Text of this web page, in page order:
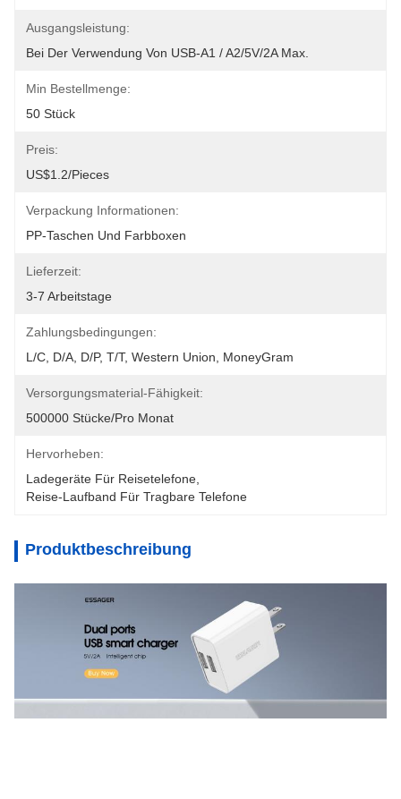
Ausgangsleistung:
Bei Der Verwendung Von USB-A1 / A2/5V/2A Max.
Min Bestellmenge:
50 Stück
Preis:
US$1.2/pieces
Verpackung Informationen:
PP-Taschen Und Farbboxen
Lieferzeit:
3-7 Arbeitstage
Zahlungsbedingungen:
L/C, D/A, D/P, T/T, Western Union, MoneyGram
Versorgungsmaterial-Fähigkeit:
500000 Stücke/pro Monat
Hervorheben:
Ladegeräte Für Reisetelefone
Reise-Laufband Für Tragbare Telefone
Produktbeschreibung